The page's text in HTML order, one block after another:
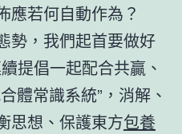
應若何自動作為？
勢，我們起首要做好
提倡一起配合共贏、
體常識系統”，消解、
思想、保護東方包養